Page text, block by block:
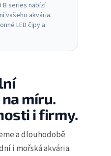
B series nabízí
vašeho akvária.
LED čipy a
míru.
i firmy.
a dlouhodobě
i mořská akvária.